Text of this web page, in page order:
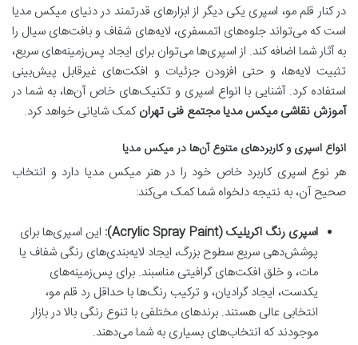
در کنار قلم مو، اسپری یکی دیگر از ابزارهای قدرتمند در دنیای میکس مدیا
است که می‌تواند جلوه‌های اتمسفری، لایه‌های شفاف و بافت‌های سیال را
به آثار شما اضافه کند. از اسپری‌ها می‌توان برای ایجاد پس‌زمینه‌های سریع،
تثبیت لایه‌ها، و حتی افزودن جزئیات و افکت‌های غیرقابل پیش‌بینی
استفاده کرد. آشنایی با انواع اسپری و تکنیک‌های خاص آن‌ها، به شما در
آموزش نقاشی میکس مدیا مجتمع فنی تهرانکمک شایانی خواهد کرد.
انواع اسپری و کاربردهای متنوع آن‌ها در میکس مدیا
هر نوع اسپری کاربرد خاص خود را در هنر میکس مدیا دارد و انتخاب
صحیح آن، به نتیجه دلخواه شما کمک می‌کند:
اسپری رنگ اکریلیک (Acrylic Spray Paint):
این اسپری‌ها برای
پوشش‌دهی سریع سطوح بزرگ، ایجاد لایه‌بندی‌های رنگی شفاف یا
مات، و خلق افکت‌های گرافیتی مناسبند. برای پس‌زمینه‌های
یکدست، ایجاد گرادیان، و ترکیب رنگ‌ها با حداقل رد قلم مو،
انتخابی عالی هستند. برندهای مختلفی با تنوع رنگی بالا در بازار
موجودند که انتخاب‌های بسیاری به شما می‌دهند.